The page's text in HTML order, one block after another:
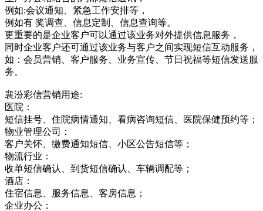
例如:会议通知、紧急工作安排等，
例如有 奖调查、信息定制、信息查询等。
更重要的是企业客户可以通过该业务对外提供信息服务，
同时企业客户还可通过该业务与客户之间实现短信互动服务，
如：会员营销、客户服务、业务宣传、节日祝福等短信发送服
务。
襄汾彩信营销用途:
医院：
短信挂号、住院病情通知、看病咨询短信、医院保健预约等；
物业管理公司：
客户关怀、缴费通知短信、小区公告短信等；
物流行业：
收单短信确认、到货短信确认、车辆调配等；
酒店：
住宿信息、服务信息、客房信息；
企业办公：